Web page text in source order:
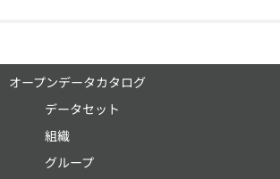
オープンデータカタログ
データセット
組織
グループ